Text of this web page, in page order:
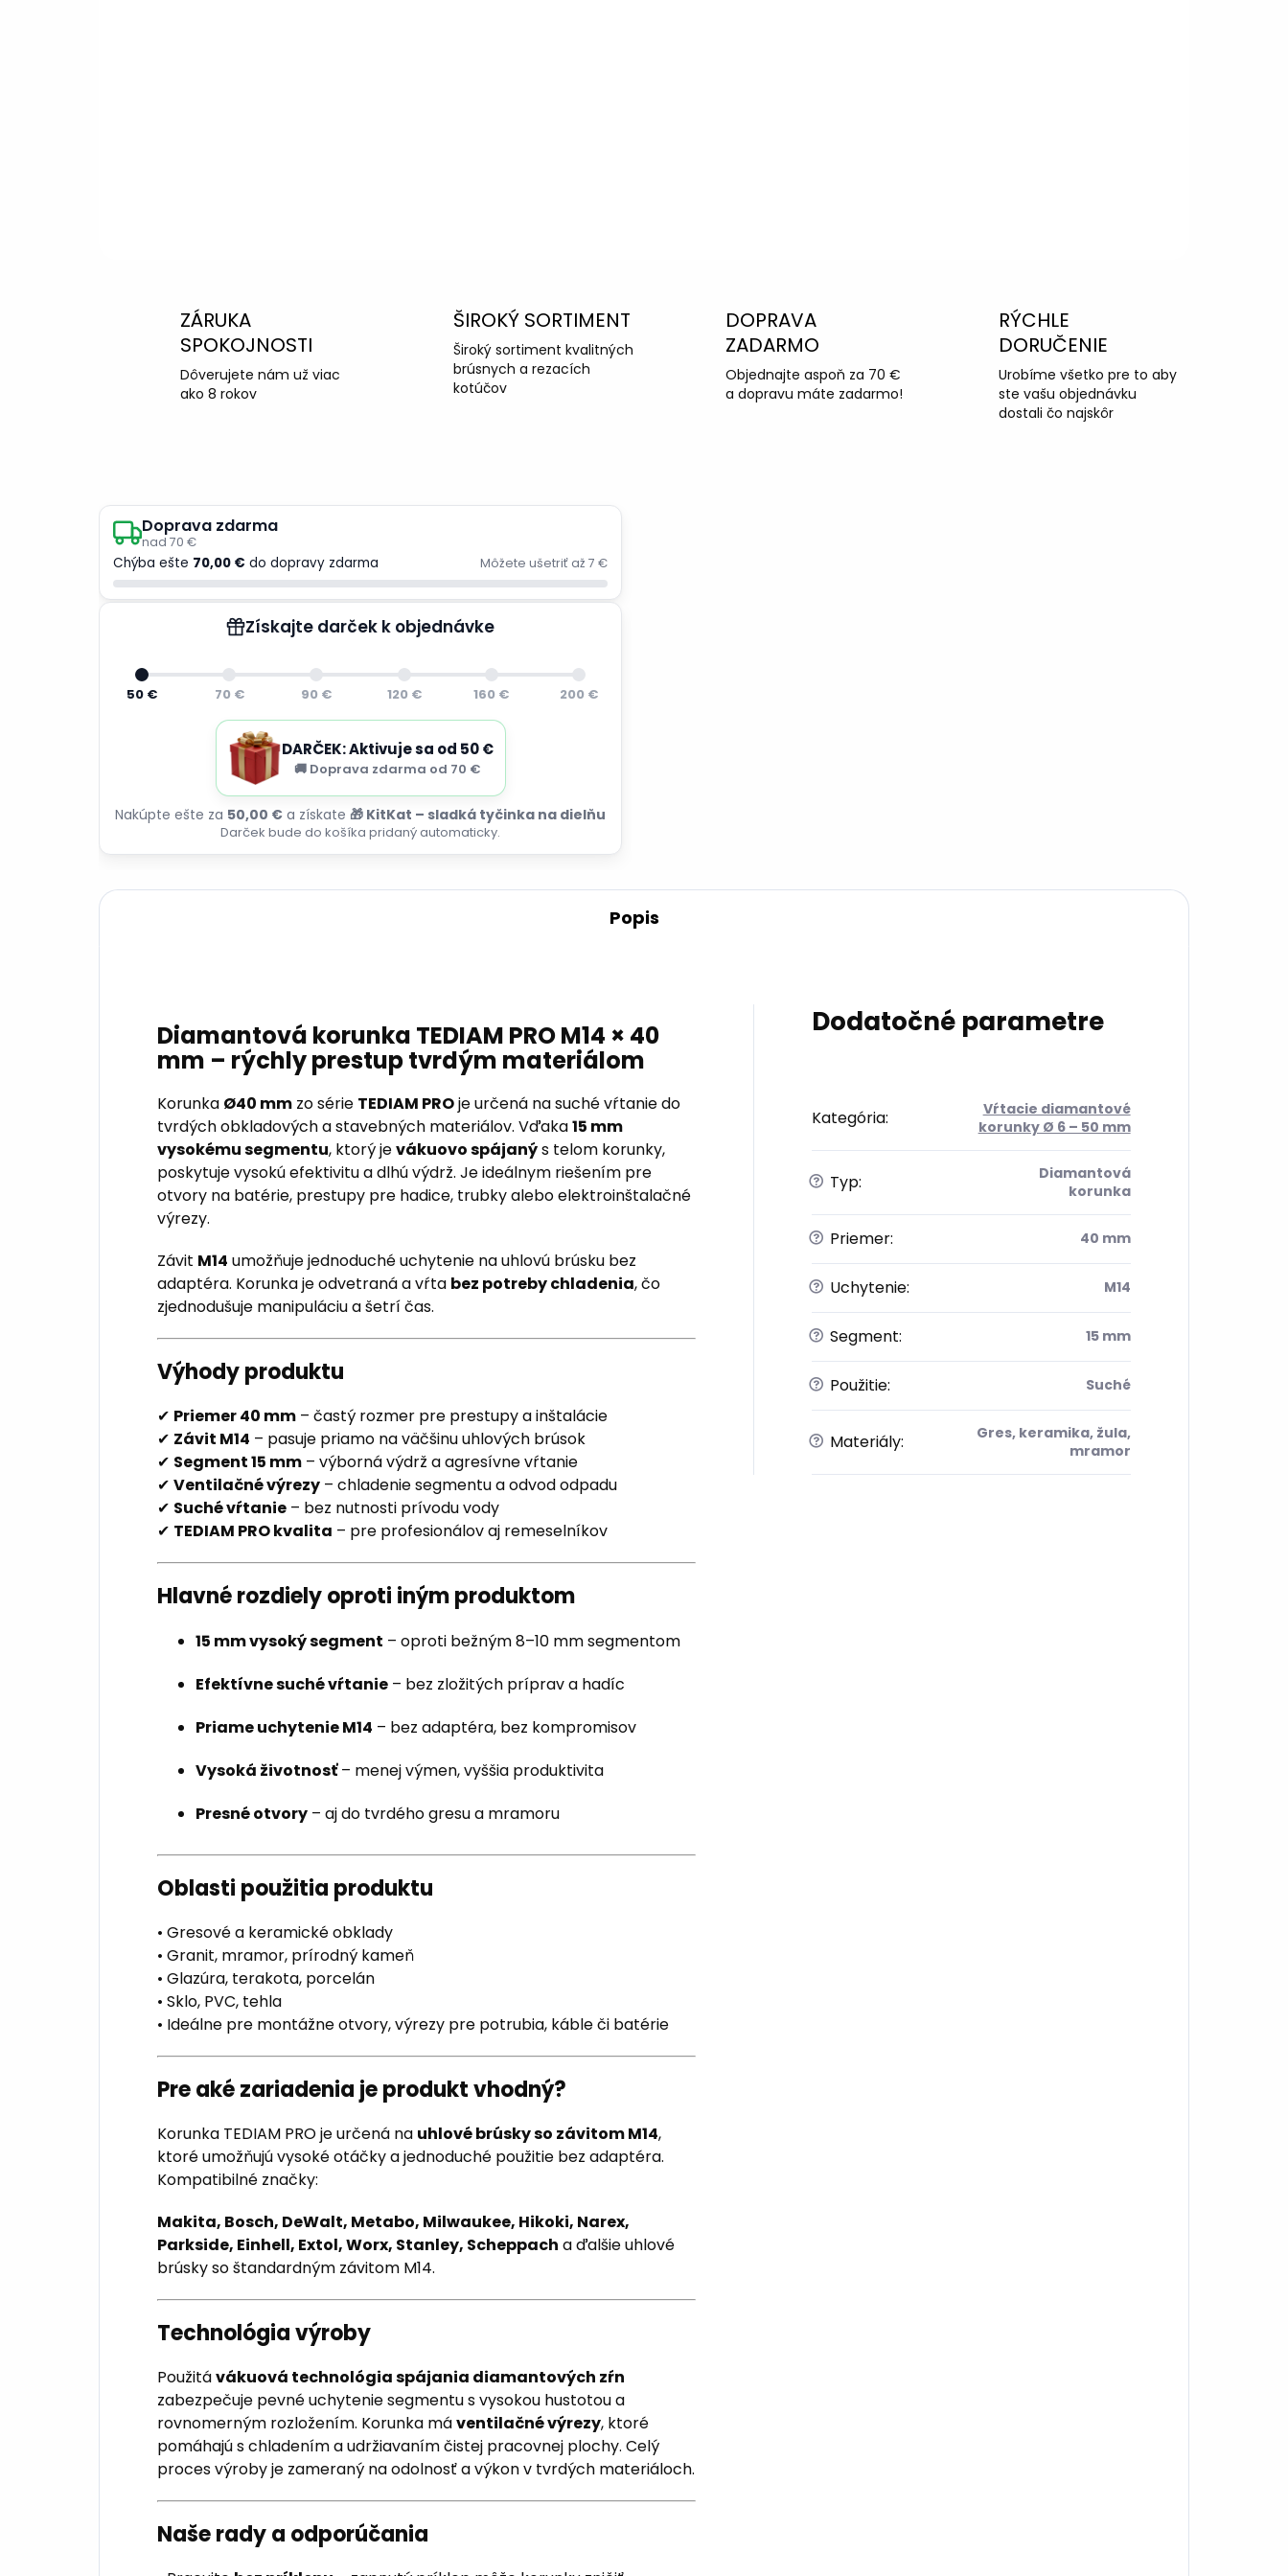
ZÁRUKA
SPOKOJNOSTI
Dôverujete nám už viac
ako 8 rokov
ŠIROKÝ SORTIMENT
Široký sortiment kvalitných
brúsnych a rezacích
kotúčov
DOPRAVA
ZADARMO
Objednajte aspoň za 70 €
a dopravu máte zadarmo!
RÝCHLE
DORUČENIE
Urobíme všetko pre to aby
ste vašu objednávku
dostali čo najskôr
Doprava zdarma
nad 70 €
Chýba ešte 70,00 € do dopravy zdarma Môžete ušetriť až 7 €
Získajte darček k objednávke
50 € 70 € 90 € 120 € 160 € 200 €
DARČEK: Aktivuje sa od 50 €
🚚 Doprava zdarma od 70 €
Nakúpte ešte za 50,00 € a získate 🎁 KitKat – sladká tyčinka na dielňu
Darček bude do košíka pridaný automaticky.
Popis
Diamantová korunka TEDIAM PRO M14 × 40
mm – rýchly prestup tvrdým materiálom
Korunka Ø40 mm zo série TEDIAM PROje určená na suché vŕtanie do
tvrdých obkladových a stavebných materiálov. Vďaka15 mm
vysokému segmentu, ktorý jevákuovo spájanýs telom korunky,
poskytuje vysokú efektivitu a dlhú výdrž. Je ideálnym riešením pre
otvory na batérie, prestupy pre hadice, trubky alebo elektroinštalačné
výrezy.
Závit M14 umožňuje jednoduché uchytenie na uhlovú brúsku bez
adaptéra. Korunka je odvetraná a vŕta bez potreby chladenia, čo
zjednodušuje manipuláciu a šetrí čas.
Výhody produktu
✔ Priemer 40 mm – častý rozmer pre prestupy a inštalácie
✔ Závit M14 – pasuje priamo na väčšinu uhlových brúsok
✔ Segment 15 mm – výborná výdrž a agresívne vŕtanie
✔ Ventilačné výrezy – chladenie segmentu a odvod odpadu
✔ Suché vŕtanie – bez nutnosti prívodu vody
✔ TEDIAM PRO kvalita – pre profesionálov aj remeselníkov
Hlavné rozdiely oproti iným produktom
15 mm vysoký segment – oproti bežným 8–10 mm segmentom
Efektívne suché vŕtanie – bez zložitých príprav a hadíc
Priame uchytenie M14 – bez adaptéra, bez kompromisov
Vysoká životnosť– menej výmen, vyššia produktivita
Presné otvory – aj do tvrdého gresu a mramoru
Oblasti použitia produktu
• Gresové a keramické obklady
• Granit, mramor, prírodný kameň
• Glazúra, terakota, porcelán
• Sklo, PVC, tehla
• Ideálne pre montážne otvory, výrezy pre potrubia, káble či batérie
Pre aké zariadenia je produkt vhodný?
Korunka TEDIAM PRO je určená na uhlové brúsky so závitom M14,
ktoré umožňujú vysoké otáčky a jednoduché použitie bez adaptéra.
Kompatibilné značky:
Makita, Bosch, DeWalt, Metabo, Milwaukee, Hikoki, Narex,
Parkside, Einhell, Extol, Worx, Stanley, Scheppach a ďalšie uhlové
brúsky so štandardným závitom M14.
Technológia výroby
Použitávákuová technológia spájania diamantových zŕn
zabezpečuje pevné uchytenie segmentu s vysokou hustotou a
rovnomerným rozložením. Korunka máventilačné výrezy, ktoré
pomáhajú s chladením a udržiavaním čistej pracovnej plochy. Celý
proces výroby je zameraný na odolnosť a výkon v tvrdých materiáloch.
Naše rady a odporúčania
Dodatočné parametre
Kategória:
Vŕtacie diamantové
korunky Ø 6 – 50 mm
? Typ:
Diamantová
korunka
? Priemer: 40 mm
? Uchytenie: M14
? Segment: 15 mm
? Použitie: Suché
? Materiály:
Gres, keramika, žula,
mramor